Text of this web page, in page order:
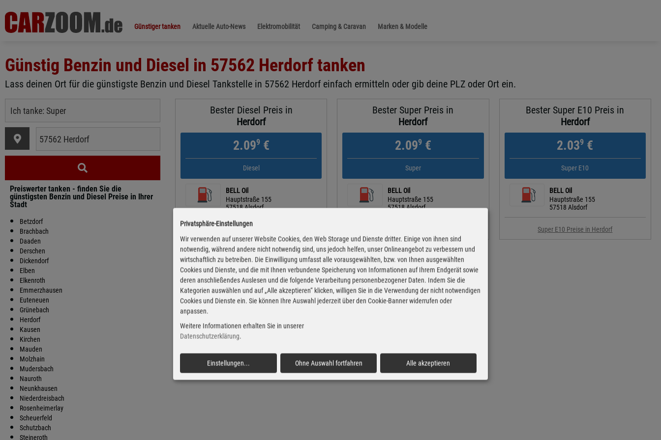
Günstiger tanken Aktuelle Auto-News Elektromobilität Camping & Caravan Marken & Modelle
Günstig Benzin und Diesel in 57562 Herdorftanken
Lass deinen Ort für die günstigste Benzin und Diesel Tankstelle in 57562 Herdorf einfach ermitteln oder gib deine PLZ oder Ort ein.
Preiswerter tanken - finden Sie die
günstigsten Benzin und Diesel Preise in Ihrer
Stadt
Betzdorf
Brachbach
Daaden
Derschen
Dickendorf
Elben
Elkenroth
Emmerzhausen
Euteneuen
Grünebach
Herdorf
Kausen
Kirchen
Mauden
Molzhain
Mudersbach
Nauroth
Neunkhausen
Niederdreisbach
Rosenheimerlay
Scheuerfeld
Schutzbach
Steineroth
Bester Diesel Preis in
Herdorf
2.099€
Diesel
BELL Oil
Hauptstraße 155
57518 Alsdorf
Diesel Preise in Herdorf
Bester Super Preis in
Herdorf
2.099€
Super
BELL Oil
Hauptstraße 155
57518 Alsdorf
Bester Super E10 Preis in
Herdorf
2.039 €
Super E10
BELL Oil
Hauptstraße 155
57518 Alsdorf
Super E10 Preise in Herdorf
Privatsphäre-Einstellungen
Wir verwenden auf unserer Website Cookies, den Web Storage und Dienste dritter. Einige von ihnen sind
notwendig, während andere nicht notwendig sind, uns jedoch helfen, unser Onlineangebot zu verbessern und
wirtschaftlich zu betreiben. Die Einwilligung umfasst alle vorausgewählten, bzw. von Ihnen ausgewählten
Cookies und Dienste, und die mit Ihnen verbundene Speicherung von Informationen auf Ihrem Endgerät sowie
deren anschließendes Auslesen und die folgende Verarbeitung personenbezogener Daten. Indem Sie die
Kategorien auswählen und auf „Alle akzeptieren“ klicken, willigen Sie in die Verwendung der nicht notwendigen
Cookies und Dienste ein. Sie können Ihre Auswahl jederzeit über den Cookie-Banner widerrufen oder
anpassen.
Weitere Informationen erhalten Sie in unserer
Datenschutzerklärung.
Einstellungen... Ohne Auswahl fortfahren Alle akzeptieren